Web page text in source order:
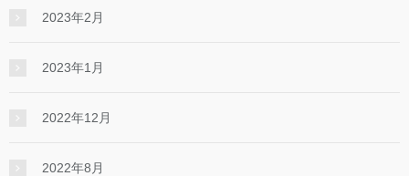
2023年2月
2023年1月
2022年12月
2022年8月